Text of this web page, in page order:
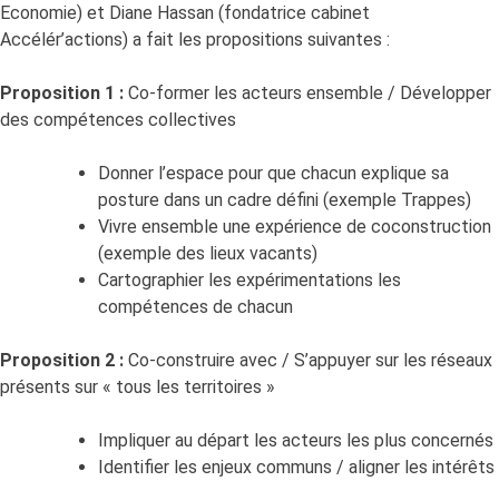
Economie) et Diane Hassan (fondatrice cabinet
Accélér’actions) a fait les propositions suivantes :
Proposition 1 : Co-former les acteurs ensemble / Développer
des compétences collectives
Donner l’espace pour que chacun explique sa
posture dans un cadre défini (exemple Trappes)
Vivre ensemble une expérience de coconstruction
(exemple des lieux vacants)
Cartographier les expérimentations les
compétences de chacun
Proposition 2 : Co-construire avec / S’appuyer sur les réseaux
présents sur « tous les territoires »
Impliquer au départ les acteurs les plus concernés
Identifier les enjeux communs / aligner les intérêts